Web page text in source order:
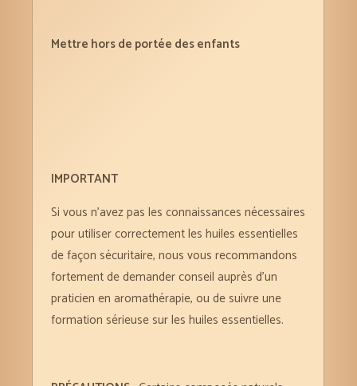
Mettre hors de portée des enfants
IMPORTANT
Si vous n’avez pas les connaissances nécessaires
pour utiliser correctement les huiles essentielles
de façon sécuritaire, nous vous recommandons
fortement de demander conseil auprès d’un
praticien en aromathérapie, ou de suivre une
formation sérieuse sur les huiles essentielles.